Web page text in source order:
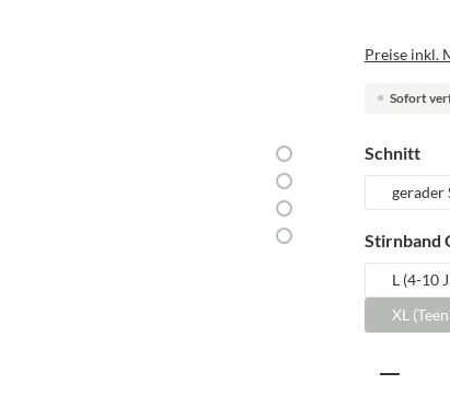
Preise inkl.
Sofort
Schnitt
gerader
Stirnband
L (4-10
XL